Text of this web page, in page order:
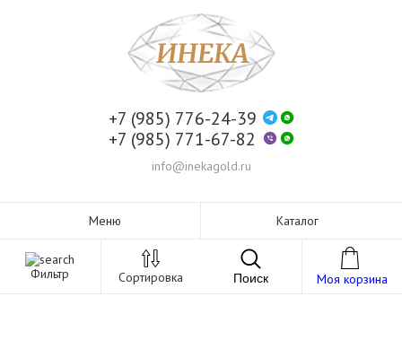
+7 (985) 776-24-39
+7 (985) 771-67-82
info@inekagold.ru
Меню Каталог
Фильтр Сортировка Поиск Моя корзина